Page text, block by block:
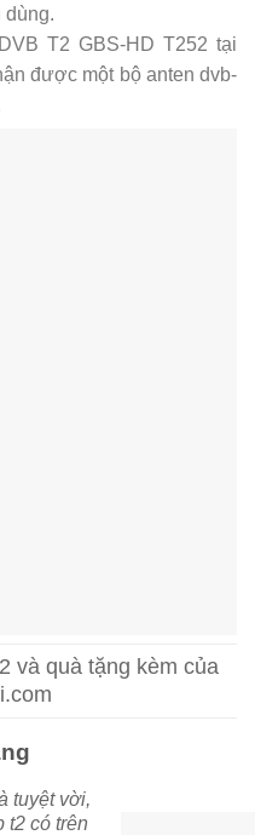
T2 GBS-HD T252 tại
được một bộ anten dvb-
và quà tặng kèm của
tuyệt vời,
t2 có trên